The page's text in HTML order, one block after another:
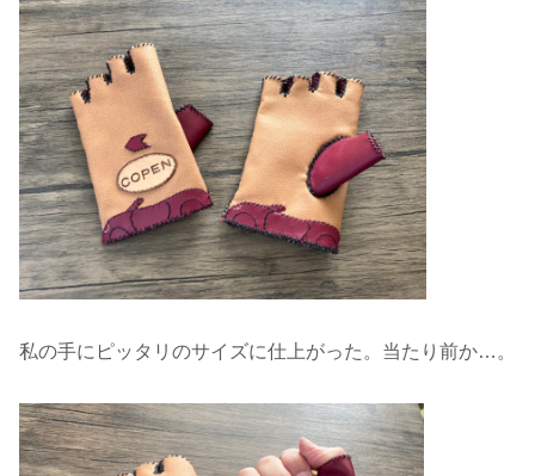
私の手にピッタリのサイズに仕上がった。当たり前か…。